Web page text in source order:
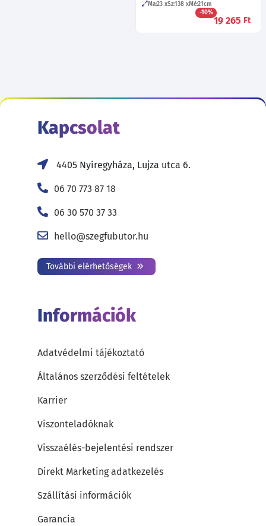
Ma:23 Sz:138 Mé:21cm
-10%
19 265 Ft
Kapcsolat
4405 Nyíregyháza, Lujza utca 6.
06 70 773 87 18
06 30 570 37 33
hello@szegfubutor.hu
További elérhetőségek
Információk
Adatvédelmi tájékoztató
Általános szerződési feltételek
Karrier
Viszonteladóknak
Visszaélés-bejelentési rendszer
Direkt Marketing adatkezelés
Szállítási információk
Garancia